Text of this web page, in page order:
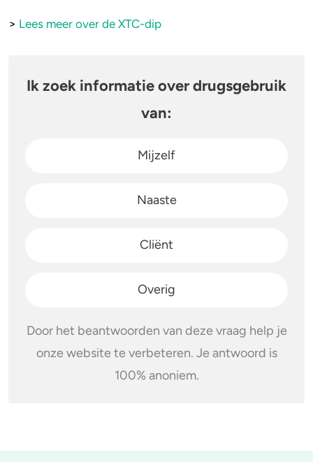
> Lees meer over de XTC-dip
Ik zoek informatie over drugsgebruik
van:
Mijzelf
Naaste
Cliënt
Overig
Door het beantwoorden van deze vraag help je
onze website te verbeteren. Je antwoord is
100% anoniem.